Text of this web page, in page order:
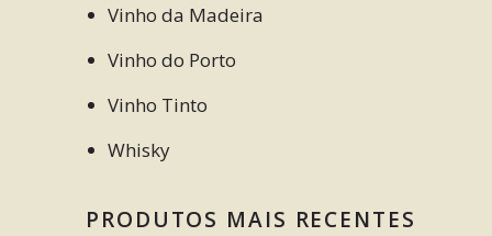
Vinho da Madeira
Vinho do Porto
Vinho Tinto
Whisky
PRODUTOS MAIS RECENTES